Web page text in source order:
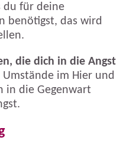
du für deine
benötigst, das wird
die dich in die Angst
im Hier und
in die Gegenwart